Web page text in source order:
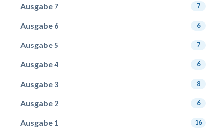
Ausgabe 7 7
Ausgabe 6 6
Ausgabe 5 7
Ausgabe 4 6
Ausgabe 3 8
Ausgabe 2 6
Ausgabe 1 16